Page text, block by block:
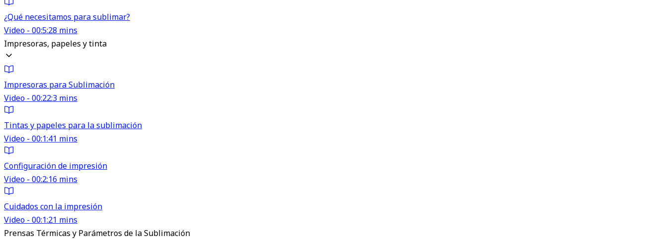
¿Qué necesitamos para sublimar?
Video - 00:5:28 mins
Impresoras, papeles y tinta
Impresoras para Sublimación
Video - 00:22:3 mins
Tintas y papeles para la sublimación
Video - 00:1:41 mins
Configuración de impresión
Video - 00:2:16 mins
Cuidados con la impresión
Video - 00:1:21 mins
Prensas Térmicas y Parámetros de la Sublimación